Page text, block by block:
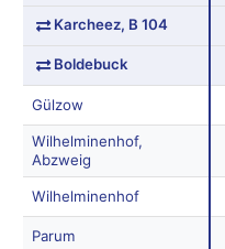
Karcheez, B 104
Boldebuck
Gülzow
Wilhelminenhof,
Abzweig
Wilhelminenhof
Parum